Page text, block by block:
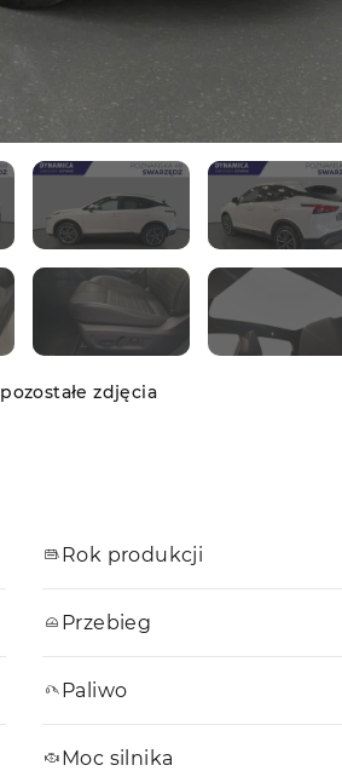
zdjęcia
Rok produkcji
Przebieg
Paliwo
Moc silnika